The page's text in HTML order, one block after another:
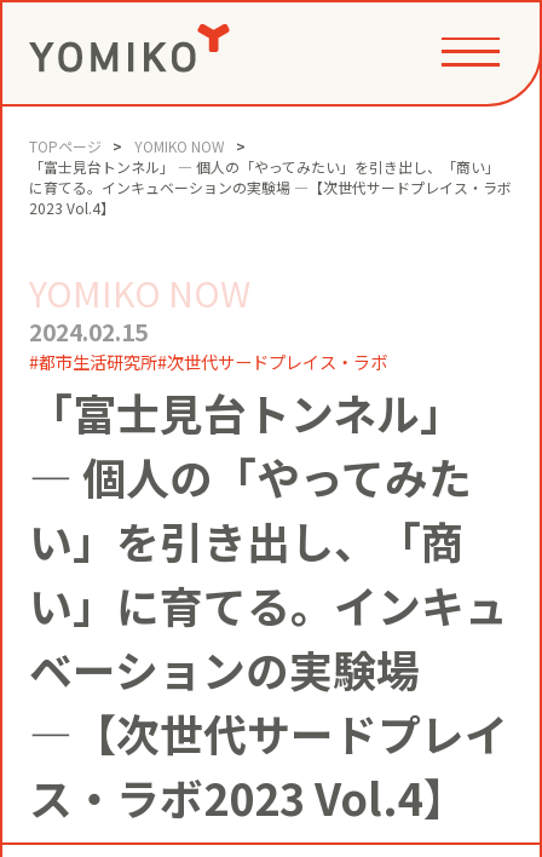
PHILOSOPHY
VI
YOMIKOグループ ビジョン・パーパ
ス・バリューズ
VALUE CREATION
コミュニティクリエイション®
事例
コミュニティクリエイションの仕掛け
NEWS
ニュースリリース
博報堂ＤＹグループトピックス
SERVICE
CIVIC PRIDE®コンサルティング
インストアコンサルティング
デジタルコンサルティング
SUSTAINABILITY
トップメッセージ
方針
COMPANY
社長メッセージ
RECRUIT
TOPページ
YOMIKO NOW
「富士見台トンネル」 ― 個人の「やってみたい」を引き出し、「商い」
に育てる。インキュベーションの実験場 ―【次世代サードプレイス・ラボ
2023 Vol.4】
YOMIKO NOW
2024.02.15
都市生活研究所 次世代サードプレイス・ラボ
「富士見台トンネル」
― 個人の「やってみた
い」を引き出し、「商
い」に育てる。インキュ
ベーションの実験場
―【次世代サードプレイ
ス・ラボ2023 Vol.4】